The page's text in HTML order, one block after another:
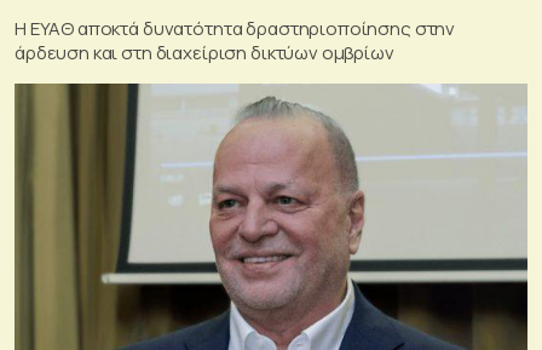
Η ΕΥΑΘ αποκτά δυνατότητα δραστηριοποίησης στην
άρδευση και στη διαχείριση δικτύων ομβρίων